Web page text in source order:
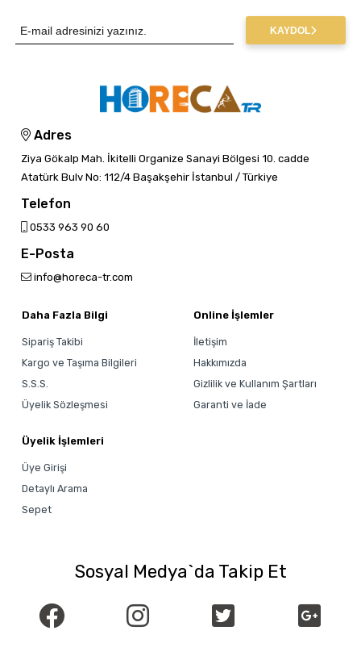
KAYDOL
Adres
Ziya Gökalp Mah. İkitelli Organize Sanayi Bölgesi 10. cadde
Atatürk Bulv No: 112/4 Başakşehir İstanbul / Türkiye
Telefon
0533 963 90 60
E-Posta
info@horeca-tr.com
Daha Fazla Bilgi
Sipariş Takibi
Kargo ve Taşıma Bilgileri
S.S.S.
Üyelik Sözleşmesi
Online İşlemler
İletişim
Hakkımızda
Gizlilik ve Kullanım Şartları
Garanti ve İade
Üyelik İşlemleri
Üye Girişi
Detaylı Arama
Sepet
Sosyal Medya`da Takip Et